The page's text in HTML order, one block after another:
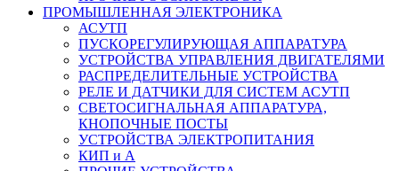
ПРОМЫШЛЕННАЯ ЭЛЕКТРОНИКА
АСУТП
ПУСКОРЕГУЛИРУЮЩАЯ АППАРАТУРА
УСТРОЙСТВА УПРАВЛЕНИЯ ДВИГАТЕЛЯМИ
РАСПРЕДЕЛИТЕЛЬНЫЕ УСТРОЙСТВА
РЕЛЕ И ДАТЧИКИ ДЛЯ СИСТЕМ АСУТП
СВЕТОСИГНАЛЬНАЯ АППАРАТУРА,
КНОПОЧНЫЕ ПОСТЫ
УСТРОЙСТВА ЭЛЕКТРОПИТАНИЯ
КИП и А